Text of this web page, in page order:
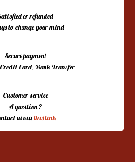
or refunded
to change your mind
Secure payment
Card, Bank Transfer
Customer service
A question ?
us viathis link